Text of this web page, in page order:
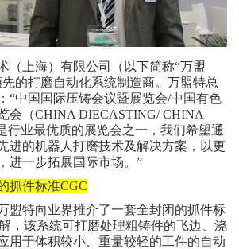
（上海）有限公司（以下简称“万盟
的打磨自动化系统制造商。万盟特总
“中国国际压铸会议暨展览会/中国有色
会（CHINA DIECASTING/ CHINA
行业最优质的展览会之一，我们希望通
进的机器人打磨技术及解决方案，以更
进一步拓展国际市场。”
抓件标准CGC
盟特向业界推介了一套全封闭的抓件标
，该系统可打磨处理粗铸件的飞边、浇
用于体积较小、重量较轻的工件的自动